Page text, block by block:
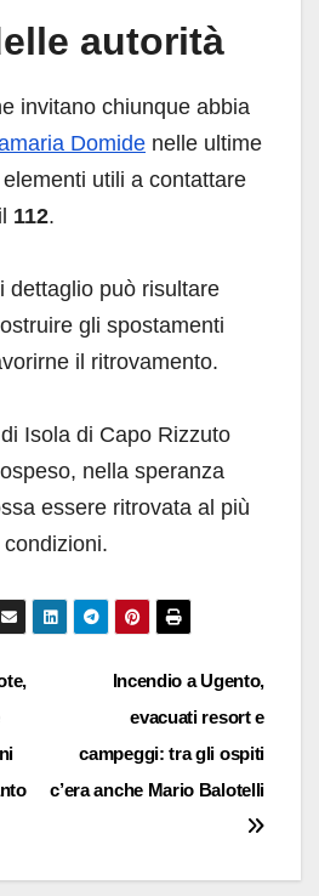
autorità
invitano chiunque abbia
Domide nelle ultime
utili a contattare
112.
dettaglio può risultare
gli spostamenti
il ritrovamento.
Isola di Capo Rizzuto
nella speranza
essere ritrovata al più
Incendio a Ugento,
evacuati resort e
campeggi: tra gli ospiti
c’era anche Mario Balotelli